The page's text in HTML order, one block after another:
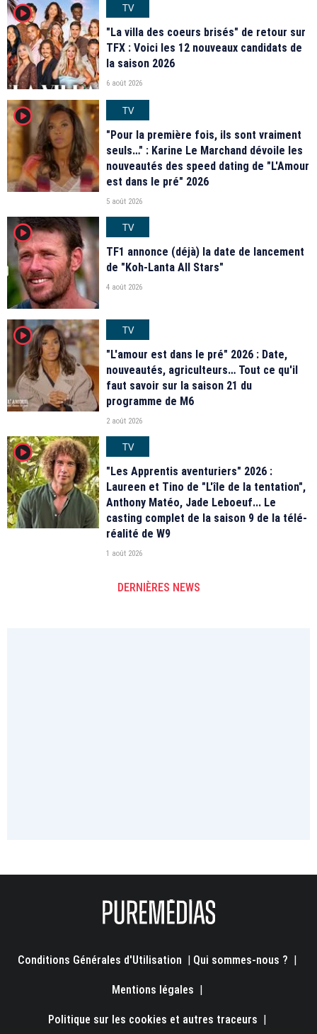
player2
TV
"La villa des coeurs brisés" de retour sur
TFX : Voici les 12 nouveaux candidats de
la saison 2026
6 août 2026
player2
TV
"Pour la première fois, ils sont vraiment
seuls…" : Karine Le Marchand dévoile les
nouveautés des speed dating de "L'Amour
est dans le pré" 2026
5 août 2026
player2
TV
TF1 annonce (déjà) la date de lancement
de "Koh-Lanta All Stars"
4 août 2026
player2
TV
"L'amour est dans le pré" 2026 : Date,
nouveautés, agriculteurs… Tout ce qu'il
faut savoir sur la saison 21 du
programme de M6
2 août 2026
player2
TV
"Les Apprentis aventuriers" 2026 :
Laureen et Tino de "L'île de la tentation",
Anthony Matéo, Jade Leboeuf... Le
casting complet de la saison 9 de la télé-
réalité de W9
1 août 2026
DERNIÈRES NEWS
Conditions Générales d'Utilisation | Qui sommes-nous ? |
Mentions légales |
Politique sur les cookies et autres traceurs |